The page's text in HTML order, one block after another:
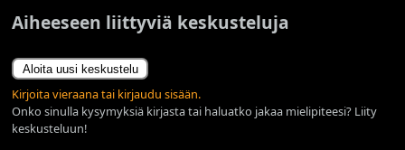
Aiheeseen liittyviä keskusteluja
Aloita uusi keskustelu
Kirjoita vieraana tai kirjaudu sisään.
Onko sinulla kysymyksiä kirjasta tai haluatko jakaa mielipiteesi? Liity
keskusteluun!